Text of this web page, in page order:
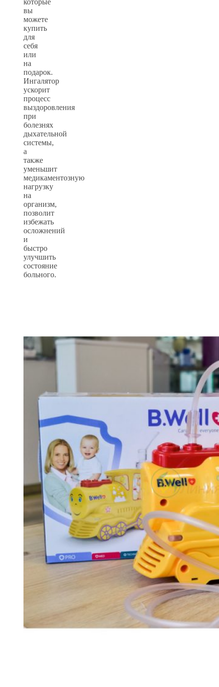
вы
можете
купить
для
себя
или
на
подарок.
Ингалятор
ускорит
процесс
выздоровления
при
болезнях
дыхательной
системы,
а
также
уменьшит
медикаментозную
нагрузку
на
организм,
позволит
избежать
осложнений
и
быстро
улучшить
состояние
больного.